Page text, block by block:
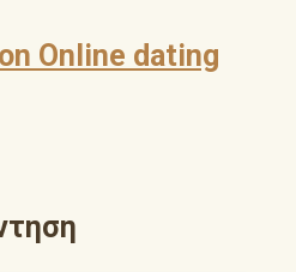
Online dating